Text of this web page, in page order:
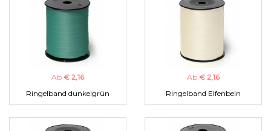
Ab € 2,16
Ringelband dunkelgrün
Ab € 2,16
Ringelband Elfenbein